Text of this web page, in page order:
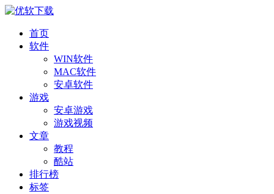
首页
软件
WIN软件
MAC软件
安卓软件
游戏
安卓游戏
游戏视频
文章
教程
酷站
排行榜
标签